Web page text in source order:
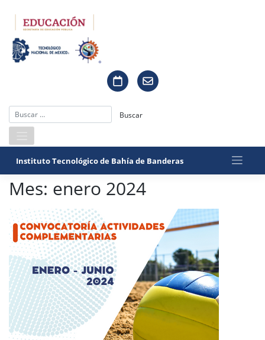
contenido
Instituto Tecnológico de Bahía de Banderas
Mes: enero 2024